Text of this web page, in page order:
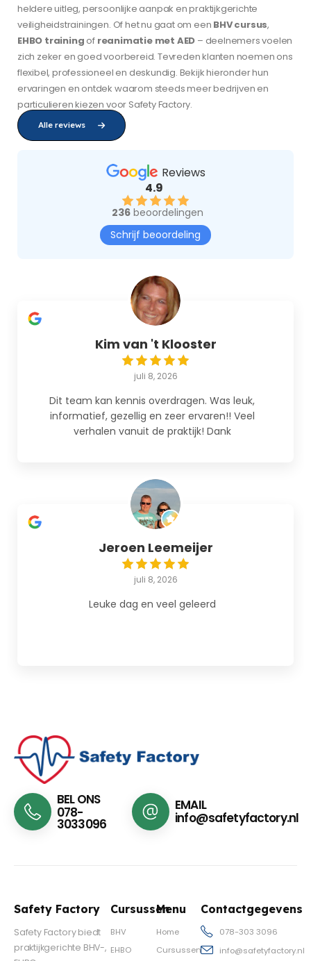
heldere uitleg, persoonlijke aanpak en praktijkgerichte
veiligheidstrainingen. Of het nu gaat om een BHV cursus,
EHBO training of reanimatie met AED – deelnemers voelen
zich zeker en goed voorbereid. Tevreden klanten noemen ons
flexibel, professioneel en deskundig. Bekijk hieronder hun
ervaringen en ontdek waarom steeds meer bedrijven en
particulieren kiezen voor Safety Factory.
Alle reviews
Reviews
4.9
236beoordelingen
Schrijf beoordeling
Kim van 't Klooster
juli 8, 2026
Dit team kan kennis overdragen. Was leuk,
informatief, gezellig en zeer ervaren!! Veel
verhalen vanuit de praktijk! Dank
Jeroen Leemeijer
juli 8, 2026
Leuke dag en veel geleerd
BEL ONS
078-
3033096
EMAIL
info@safetyfactory.nl
Safety Factory
Safety Factory biedt
praktijkgerichte BHV-,
Cursussen
BHV
EHBO
Menu
Home
Cursussen
Contactgegevens
078-303 3096
info@safetyfactory.nl